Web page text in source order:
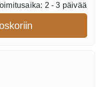
2 - 3 päivää